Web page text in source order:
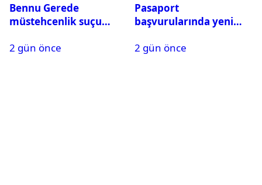
Bennu Gerede
müstehcenlik suçu
alındı
2 gün önce
Pasaport
başvurularında yeni
2 gün önce